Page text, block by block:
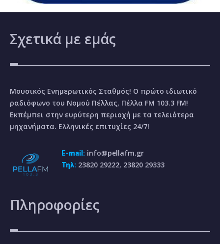
Σχετικά με εμάς
Μουσικός Ενημερωτικός Σταθμός! Ο πρώτο ιδιωτικό
ραδιόφωνο του Νομού Πέλλας, Πέλλα FM 103.3 FM!
Εκπέμπει στην ευρύτερη περιοχή με τα τελειότερα
μηχανήματα. Ελληνικές επιτυχίες 24/7!
E-mail: info@pellafm.gr
Τηλ: 23820 29222, 23820 29333
Πληροφορίες